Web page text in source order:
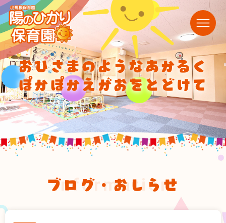
おひさまのようなあかるく
ぽかぽかえがおをとどけて
ブログ・おしらせ
information